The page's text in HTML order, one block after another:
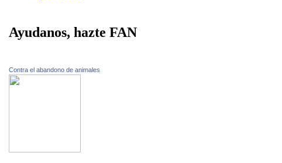
Ayudanos, hazte FAN
Contra el abandono de animales